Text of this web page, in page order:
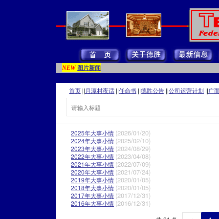
NEW 图片新闻
首页 ||月潭村夜话 ||任命书 ||德胜公告 ||公司运营计划 ||广
2025年大事小情 (2026/01/20)
2024年大事小情 (2025/02/10)
2023年大事小情 (2024/08/29)
2022年大事小情 (2023/04/08)
2021年大事小情 (2022/07/09)
2020年大事小情 (2021/07/24)
2019年大事小情 (2020/01/05)
2018年大事小情 (2020/01/05)
2017年大事小情 (2017/12/31)
2016年大事小情 (2016/12/31)